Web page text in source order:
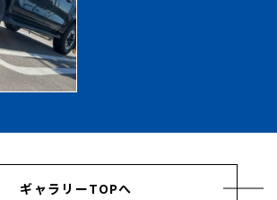
ギャラリーTOPへ